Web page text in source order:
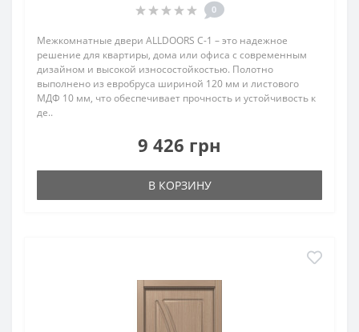
0
Межкомнатные двери ALLDOORS C-1 – это надежное
решение для квартиры, дома или офиса с современным
дизайном и высокой износостойкостью. Полотно
выполнено из евробруса шириной 120 мм и листового
МДФ 10 мм, что обеспечивает прочность и устойчивость к
де..
9 426 грн
В КОРЗИНУ